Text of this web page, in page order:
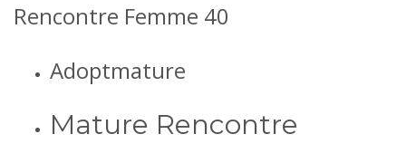
Rencontre Femme 40
Adoptmature
Mature Rencontre